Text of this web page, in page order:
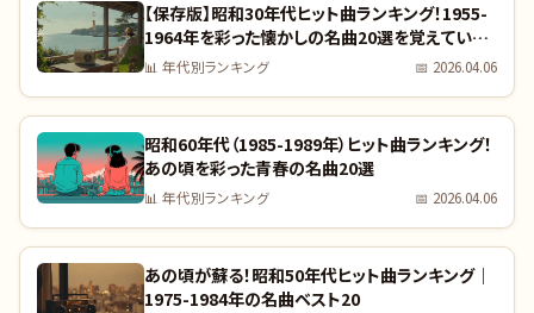
【保存版】昭和30年代ヒット曲ランキング！1955-
1964年を彩った懐かしの名曲20選を覚えていま
すか？｜全曲リスト付き
📊 年代別ランキング 📅 2026.04.06
昭和60年代（1985-1989年）ヒット曲ランキング！
あの頃を彩った青春の名曲20選
📊 年代別ランキング 📅 2026.04.06
あの頃が蘇る！昭和50年代ヒット曲ランキング｜
1975-1984年の名曲ベスト20